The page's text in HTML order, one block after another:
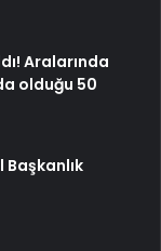
Aralarında
olduğu 50
Başkanlık